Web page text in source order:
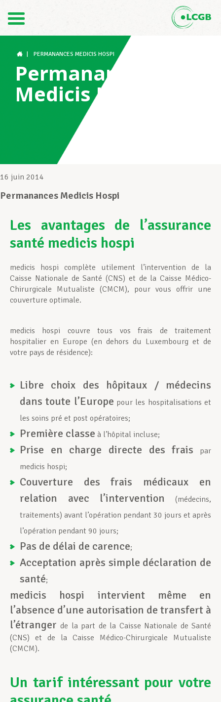
DE
Le LCGB
Structures syndicales
Assistance au Travail
Assistance en vie privée
Développement professionnel
PERMANANCES MEDICIS HOSPI
Permanances
Medicis Hospi
16 juin 2014
Permanances Medicis Hospi
Les avantages de l’assurance
santé medicis hospi
medicis hospi complète utilement l’intervention de la
Caisse Nationale de Santé (CNS) et de la Caisse Médico-
Chirurgicale Mutualiste (CMCM), pour vous offrir une
couverture optimale.
medicis hospi couvre tous vos frais de traitement
hospitalier en Europe (en dehors du Luxembourg et de
votre pays de résidence):
Libre choix des hôpitaux / médecins
dans toute l’Europe pour les hospitalisations et
les soins pré et post opératoires;
Première classe à l’hôpital incluse;
Prise en charge directe des frais par
medicis hospi;
Couverture des
frais médicaux en
relation avec l’intervention (médecins,
traitements) avant l’opération pendant 30 jours et après
l’opération pendant 90 jours;
Pas de délai de carence;
Acceptation après simple déclaration de
santé;
medicis hospi intervient même en
l’absence d’une autorisation de transfert à
l’étrangerde la part de la Caisse Nationale de Santé
(CNS) et de la Caisse Médico-Chirurgicale Mutualiste
(CMCM).
Un tarif intéressant pour votre